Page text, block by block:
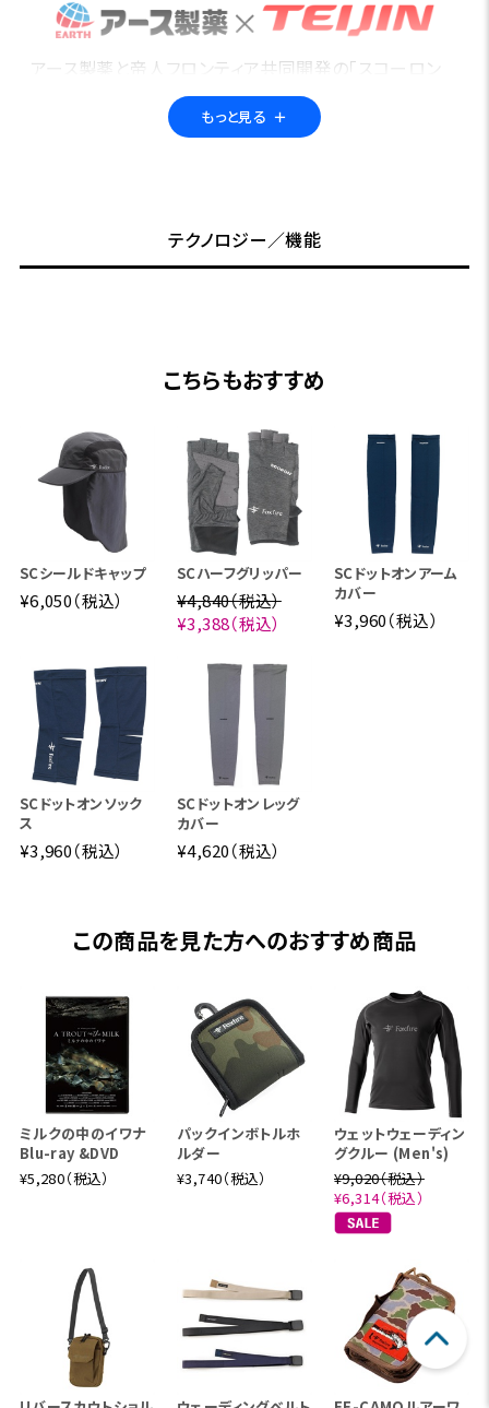
アース製薬と帝人フロンティア共同開発の「スコーロン
®」。繊維に特殊な防虫加工を施すことで、フィールドの不
快な虫から身を守る「防虫素材」です。さらにUVカット機
生地表面にとまった不快な虫は、触角と足の先にある感
覚器でスコーロン®を感知し、逃げてゆきます。
的な防虫素材。初期性能で90%以上、洗濯20回後でも8
0%以上の防虫効果を維持します。(アース製薬社内測定
もっと見る ＋
テクノロジー／機能
こちらもおすすめ
SCシールドキャップ
¥6,050（税込）
SCハーフグリッパー
¥4,840（税込）
¥3,388（税込）
SCドットオンアーム
カバー
¥3,960（税込）
SCドットオンソック
ス
¥3,960（税込）
SCドットオンレッグ
カバー
¥4,620（税込）
この商品を見た方へのおすすめ商品
ミルクの中のイワナ
Blu-ray &DVD
¥5,280（税込）
パックインボトルホ
ルダー
¥3,740（税込）
ウェットウェーディン
グクルー (Men's)
¥9,020（税込）
¥6,314（税込）